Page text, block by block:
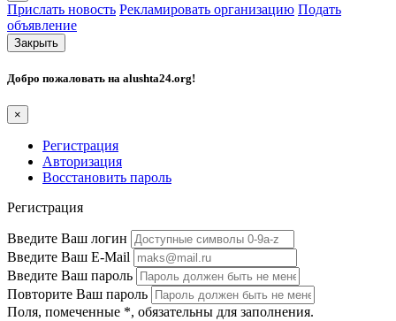
Прислать новость Рекламировать организацию Подать
объявление
Закрыть
Добро пожаловать на alushta24.org!
×
Регистрация
Авторизация
Восстановить пароль
Регистрация
Введите Ваш логин
Введите Ваш E-Mail
Введите Ваш пароль
Повторите Ваш пароль
Поля, помеченные *, обязательны для заполнения.